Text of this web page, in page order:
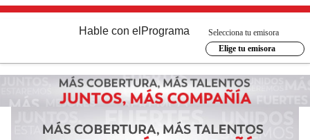
Hable con el Programa
Selecciona tu emisora
Elige tu emisora